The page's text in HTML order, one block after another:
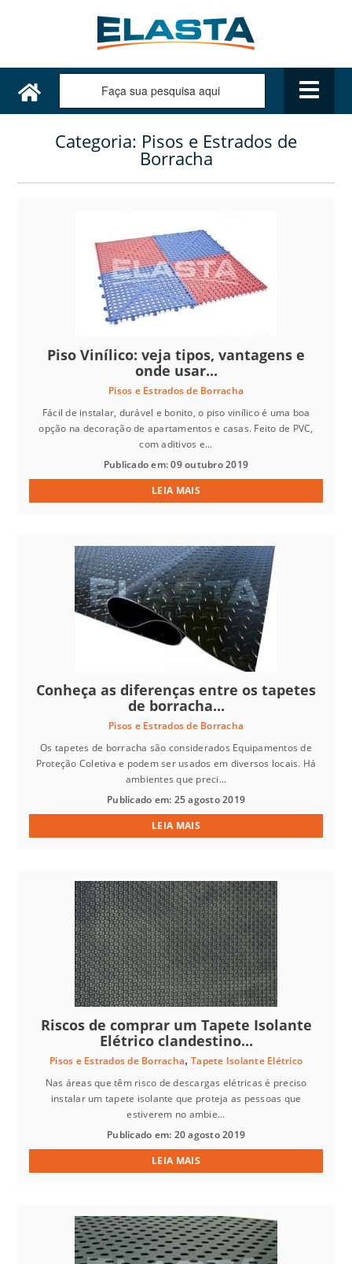
Categoria: Pisos e Estrados de
Borracha
Piso Vinílico: veja tipos, vantagens e
onde usar...
Pisos e Estrados de Borracha
Fácil de instalar, durável e bonito, o piso vinílico é uma boa
opção na decoração de apartamentos e casas. Feito de PVC,
com aditivos e...
Publicado em: 09 outubro 2019
LEIA MAIS
Conheça as diferenças entre os tapetes
de borracha...
Pisos e Estrados de Borracha
Os tapetes de borracha são considerados Equipamentos de
Proteção Coletiva e podem ser usados em diversos locais. Há
ambientes que preci...
Publicado em: 25 agosto 2019
LEIA MAIS
Riscos de comprar um Tapete Isolante
Elétrico clandestino...
Pisos e Estrados de Borracha, Tapete Isolante Elétrico
Nas áreas que têm risco de descargas elétricas é preciso
instalar um tapete isolante que proteja as pessoas que
estiverem no ambie...
Publicado em: 20 agosto 2019
LEIA MAIS